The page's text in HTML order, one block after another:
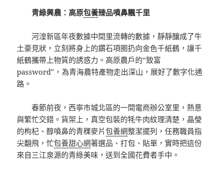
青綠興農：高原包養臻品噴鼻飄千里
河湟新區年夜數據中間里流轉的數據，靜靜釀成了牛
土豪見狀，立刻將身上的鑽石項圈扔向金色千紙鶴，讓千
紙鶴攜帶上物質的誘惑力。高原農戶的“致富
password”，為青海農特產物走出深山，展好了數字化通
路。
春節前夜，西寧市城北區的一間電商辦公室里，熱意
與繁忙交錯。貨架上，真空包裝的牦牛肉紋理清楚，晶瑩
的枸杞、醇噴鼻的青稞麥片包養網整潔擺列，任務職員指
尖翻飛，忙包養甜心網著選品、打包、貼單，實時把這份
來自三江泉源的青綠美味，送到全國花費者手中。